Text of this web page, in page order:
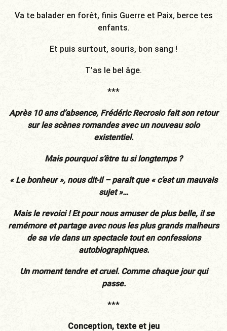
Va te balader en forêt, finis Guerre et Paix, berce tes
enfants.
Et puis surtout, souris, bon sang !
T’as le bel âge.
***
Après 10 ans d’absence, Frédéric Recrosio fait son retour
sur les scènes romandes avec un nouveau solo
existentiel.
Mais pourquoi s’être tu si longtemps ?
« Le bonheur », nous dit-il – paraît que « c’est un mauvais
sujet »…
Mais le revoici ! Et pour nous amuser de plus belle, il se
remémore et partage avec nous les plus grands malheurs
de sa vie dans un spectacle tout en confessions
autobiographiques.
Un moment tendre et cruel. Comme chaque jour qui
passe.
***
Conception, texte et jeu